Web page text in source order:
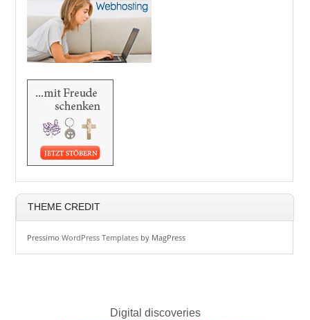
THEME CREDIT
PressimoWordPress Templates by MagPress
Digital discoveries